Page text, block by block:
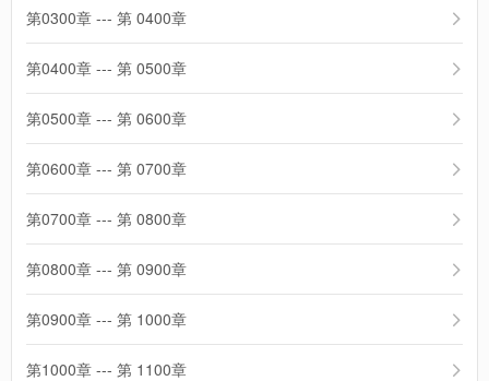
第0300章 --- 第 0400章
第0400章 --- 第 0500章
第0500章 --- 第 0600章
第0600章 --- 第 0700章
第0700章 --- 第 0800章
第0800章 --- 第 0900章
第0900章 --- 第 1000章
第1000章 --- 第 1100章